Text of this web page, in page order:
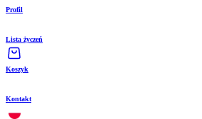
Profil
Lista życzeń
Koszyk
Kontakt